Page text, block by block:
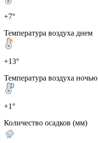
+7°
Температура воздуха днем
+13°
Температура воздуха ночью
+1°
Количество осадков (мм)